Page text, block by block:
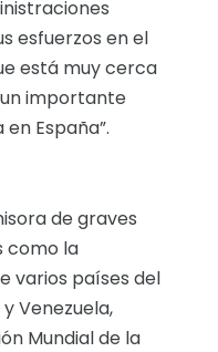
esfuerzos en el
está muy cerca
importante
España”.
de graves
como la
varios países del
Venezuela,
Mundial de la